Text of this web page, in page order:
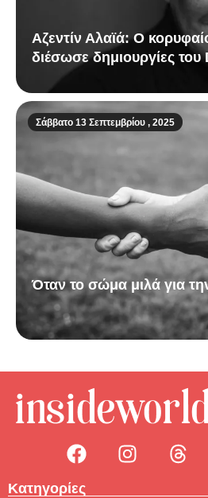
Αζεντίν Αλαϊά: Ο
διέσωσε δημιουργίες του
Σάββατο 13 Σεπτεμβρίου , 2025
Όταν το σώμα μιλά για
Κατηγορίες